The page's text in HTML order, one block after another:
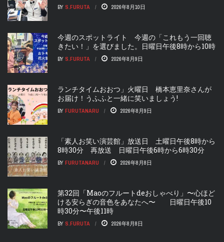
BY S.FURUTA 2026年8月10日
今週のスポットライト 今週の「これもう一回聴
きたい！」を選びました。日曜日午後8時から10時
BY S.FURUTA 2026年8月9日
ランチタイムおおつ」火曜日 橋本恵里奈さんが
お届け！うふふと一緒に笑いましょう!
BY FURUTANARU 2026年8月9日
「素人お笑い演芸館」放送日 土曜日午後8時から
8時30分 再放送 日曜日午後6時から6時30分
BY FURUTANARU 2026年8月8日
第32回「Maoのフルートdeおしゃべり」〜心ほど
ける安らぎの音色をあなたへ〜 日曜日午後10
時30分〜午後11時
BY S.FURUTA 2026年8月8日